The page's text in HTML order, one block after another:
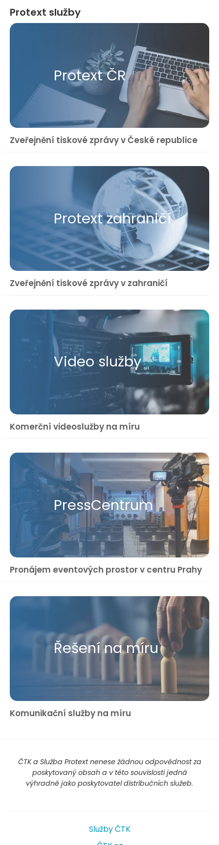
Protext služby
Protext ČR
Zveřejnění tiskové zprávy v České republice
Protext zahraničí
Zveřejnění tiskové zprávy v zahraničí
Video služby
Komerční videoslužby na míru
Press​Centrum
Pronájem eventových prostor v centru Prahy
Řešení na míru
Komunikační služby na míru
ČTK a Služba Protext nenese žádnou odpovědnost za
poskytovaný obsah a v této souvislosti jedná
výhradně jako poskytovatel distribučních služeb.
Služby ČTK